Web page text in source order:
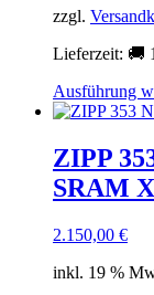
zzgl.
Lieferzeit: 🚚
Ausführung
ZIPP
SRAM
2.150,00 €
inkl. 19 %